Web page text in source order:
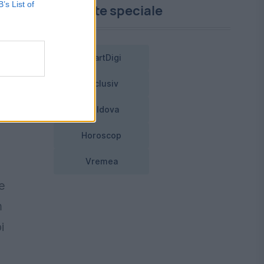
List of
Proiecte speciale
SmartDigi
Exclusiv
Moldova
Horoscop
Vremea